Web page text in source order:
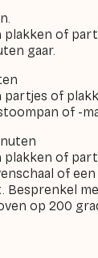
plakken of
gaar.
partjes of
of -
plakken of
of
Besprenkel
op 200